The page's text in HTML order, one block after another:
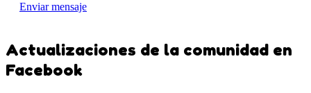
Enviar mensaje
Actualizaciones de la comunidad en
Facebook